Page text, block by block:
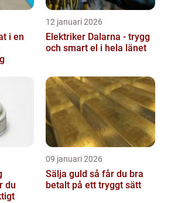
i en
12 januari 2026
Elektriker Dalarna - trygg
och smart el i hela länet
du
09 januari 2026
Sälja guld så får du bra
betalt på ett tryggt sätt